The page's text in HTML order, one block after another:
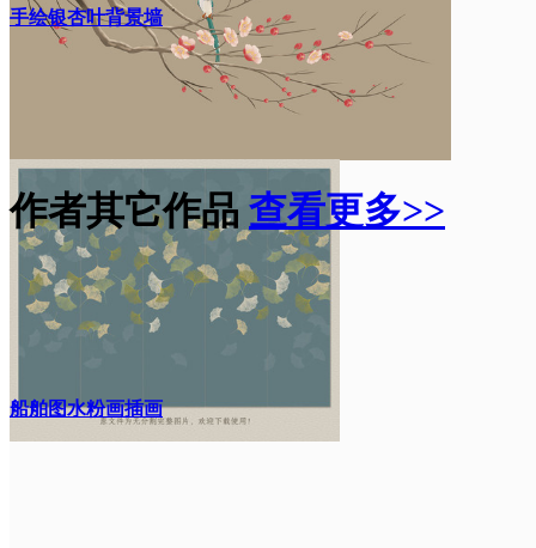
手绘银杏叶背景墙
作者其它作品 查看更多>>
船舶图水粉画插画